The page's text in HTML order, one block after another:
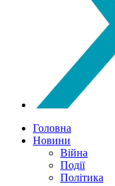
Головна
Новини
Війна
Події
Політика